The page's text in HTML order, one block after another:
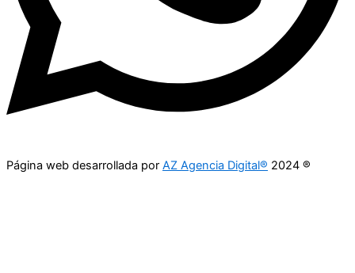
Página web desarrollada por AZ Agencia Digital® 2024 ®